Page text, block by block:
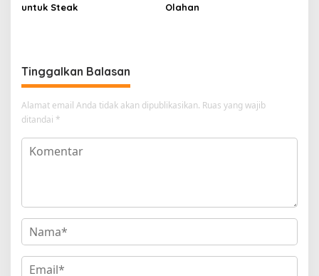
untuk Steak
Olahan
Tinggalkan Balasan
Alamat email Anda tidak akan dipublikasikan. Ruas yang wajib
ditandai *